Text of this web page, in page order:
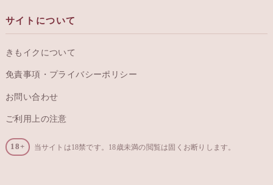
サイトについて
きもイクについて
免責事項・プライバシーポリシー
お問い合わせ
ご利用上の注意
18+ 当サイトは18禁です。18歳未満の閲覧は固くお断りします。